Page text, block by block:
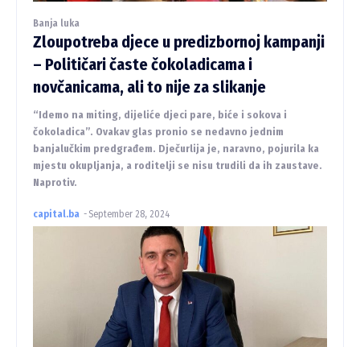
Banja luka
Zloupotreba djece u predizbornoj kampanji
– Političari časte čokoladicama i
novčanicama, ali to nije za slikanje
“Idemo na miting, dijeliće djeci pare, biće i sokova i
čokoladica”. Ovakav glas pronio se nedavno jednim
banjalučkim predgrađem. Dječurlija je, naravno, pojurila ka
mjestu okupljanja, a roditelji se nisu trudili da ih zaustave.
Naprotiv.
capital.ba - September 28, 2024